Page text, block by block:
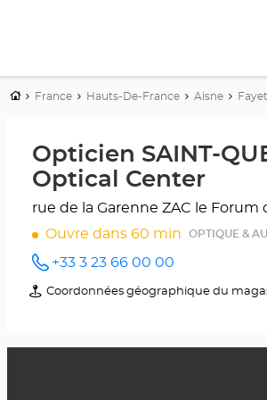
AccueilFrance Hauts-De-France Aisne Fayet
Opticien SAINT-
Optical Center
rue de la Garenne ZAC le Forum
Ouvre dans 60 min
OPTIQUE &
Appeler
le point
de vente
+33 3 23 66 00 00
Coordonnées géographique du
du